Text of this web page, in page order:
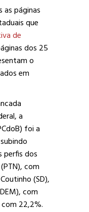
as páginas
que
de
dos 25
o
em
a
foi a
perfis dos
com
(SD),
com
com 22,2%.